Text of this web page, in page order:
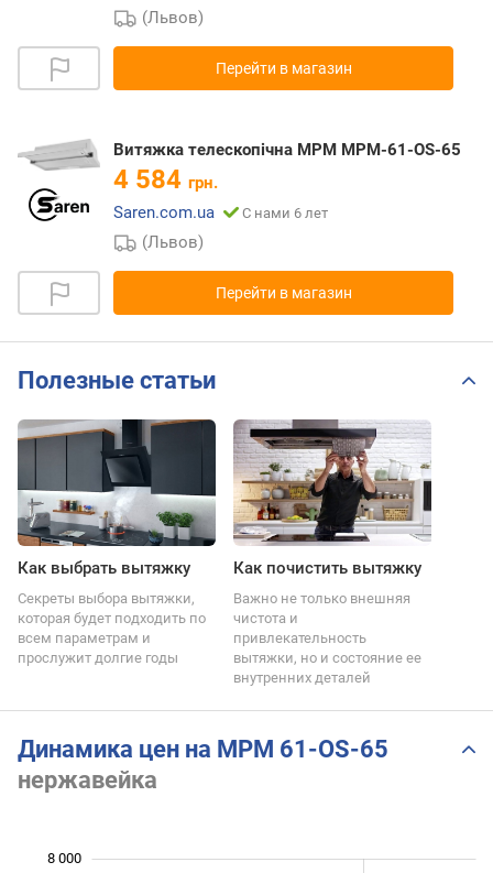
(Львов)
Перейти в магазин
Витяжка телескопічна MPM MPM-61-OS-65
4 584 грн.
Saren.com.ua
С нами 6 лет
(Львов)
Перейти в магазин
Полезные статьи
Как выбрать вытяжку
Секреты выбора вытяжки,
которая будет подходить по
всем параметрам и
прослужит долгие годы
Как почистить вытяжку
Важно не только внешняя
чистота и
привлекательность
вытяжки, но и состояние ее
внутренних деталей
Динамика цен на MPM 61-OS-65
нержавейка
8 000